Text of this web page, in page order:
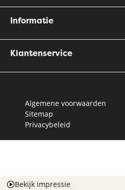
Informatie
Klantenservice
Algemene voorwaarden
Sitemap
Privacybeleid
Bekijk impressie